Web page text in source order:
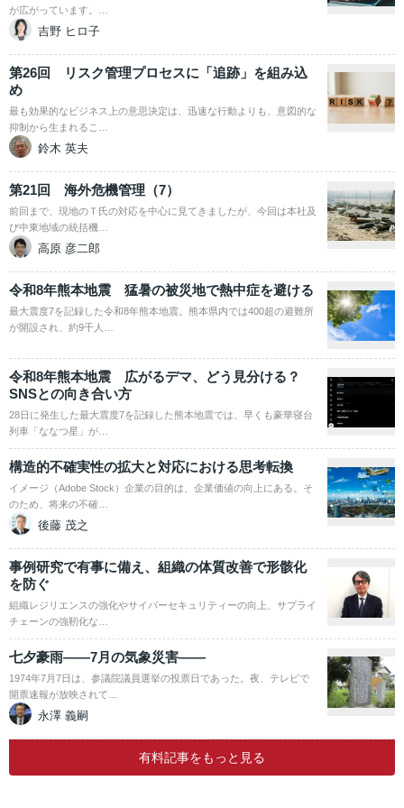
が広がっています。…
吉野 ヒロ子
第26回 リスク管理プロセスに「追跡」を組み込
め
最も効果的なビジネス上の意思決定は、迅速な行動よりも、意図的な
抑制から生まれるこ…
鈴木 英夫
第21回 海外危機管理（7）
前回まで、現地のＴ氏の対応を中心に見てきましたが、今回は本社及
び中東地域の統括機…
高原 彦二郎
令和8年熊本地震 猛暑の被災地で熱中症を避ける
最大震度7を記録した令和8年熊本地震。熊本県内では400超の避難所
が開設され、約9千人…
令和8年熊本地震 広がるデマ、どう見分ける？
SNSとの向き合い方
28日に発生した最大震度7を記録した熊本地震では、早くも豪華寝台
列車「ななつ星」が…
構造的不確実性の拡大と対応における思考転換
イメージ（Adobe Stock）企業の目的は、企業価値の向上にある。そ
のため、将来の不確…
後藤 茂之
事例研究で有事に備え、組織の体質改善で形骸化
を防ぐ
組織レジリエンスの強化やサイバーセキュリティーの向上、サプライ
チェーンの強靭化な…
七夕豪雨――7月の気象災害――
1974年7月7日は、参議院議員選挙の投票日であった。夜、テレビで
開票速報が放映されて…
永澤 義嗣
有料記事をもっと見る